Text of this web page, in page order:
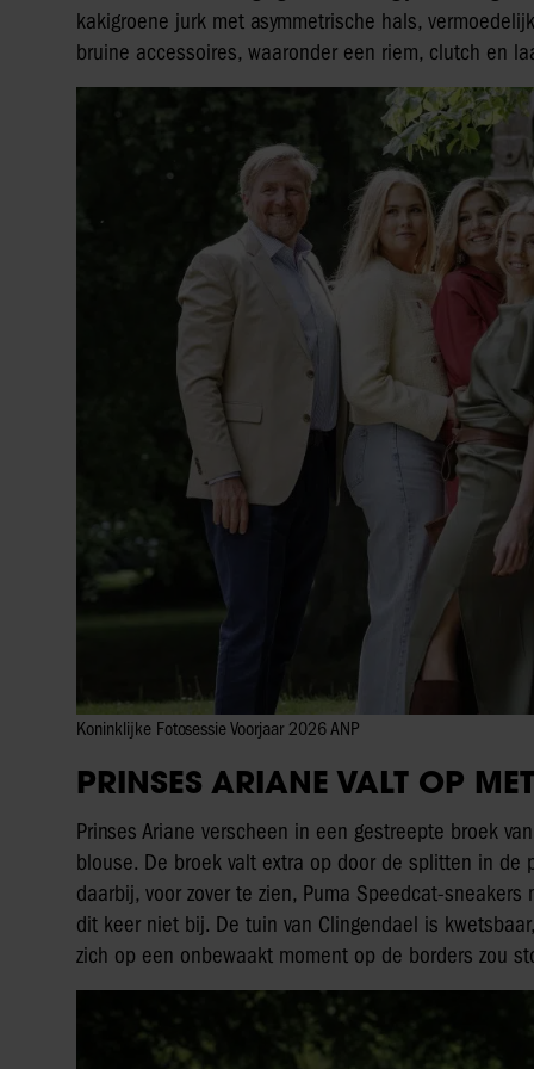
kakigroene jurk met asymmetrische hals,
bruine accessoires, waaronder een riem, clutch en
Koninklijke Fotosessie Voorjaar 2026 ANP
PRINSES ARIANE VALT OP
Prinses Ariane verscheen in een gestreepte broek
blouse. De broek valt extra op door de splitten in de
daarbij, voor zover te zien, Puma Speedcat-
dit keer niet bij. De tuin van Clingendael is
zich op een onbewaakt moment op de borders zou